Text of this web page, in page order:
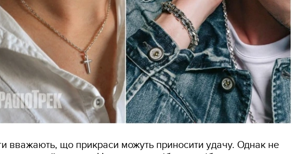
вважають, що прикраси можуть приносити удачу. Однак не